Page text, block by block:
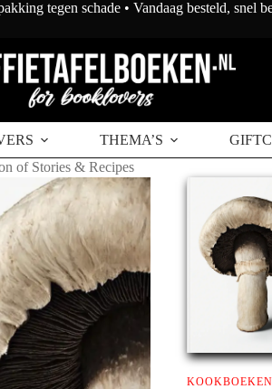
tegen schade • Vandaag besteld, snel
THEMA’S
of Stories & Recipes
KOOKBOEKEN